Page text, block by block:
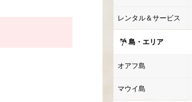
レンタル＆サービス
島・エリア
オアフ島
マウイ島